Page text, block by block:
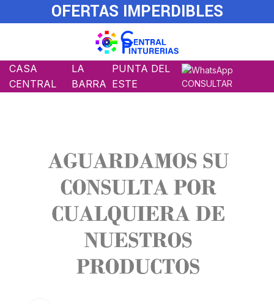
OFERTAS IMPERDIBLES
CASA
CENTRAL
LA
BARRA
PUNTA DEL
ESTE
CONSULTAR